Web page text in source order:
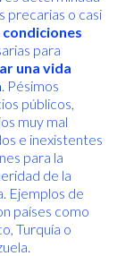
precarias o casi
condiciones
para
una vida
. Pésimos
públicos,
muy mal
e inexistentes
para la
de la
Ejemplos de
países como
Turquía o